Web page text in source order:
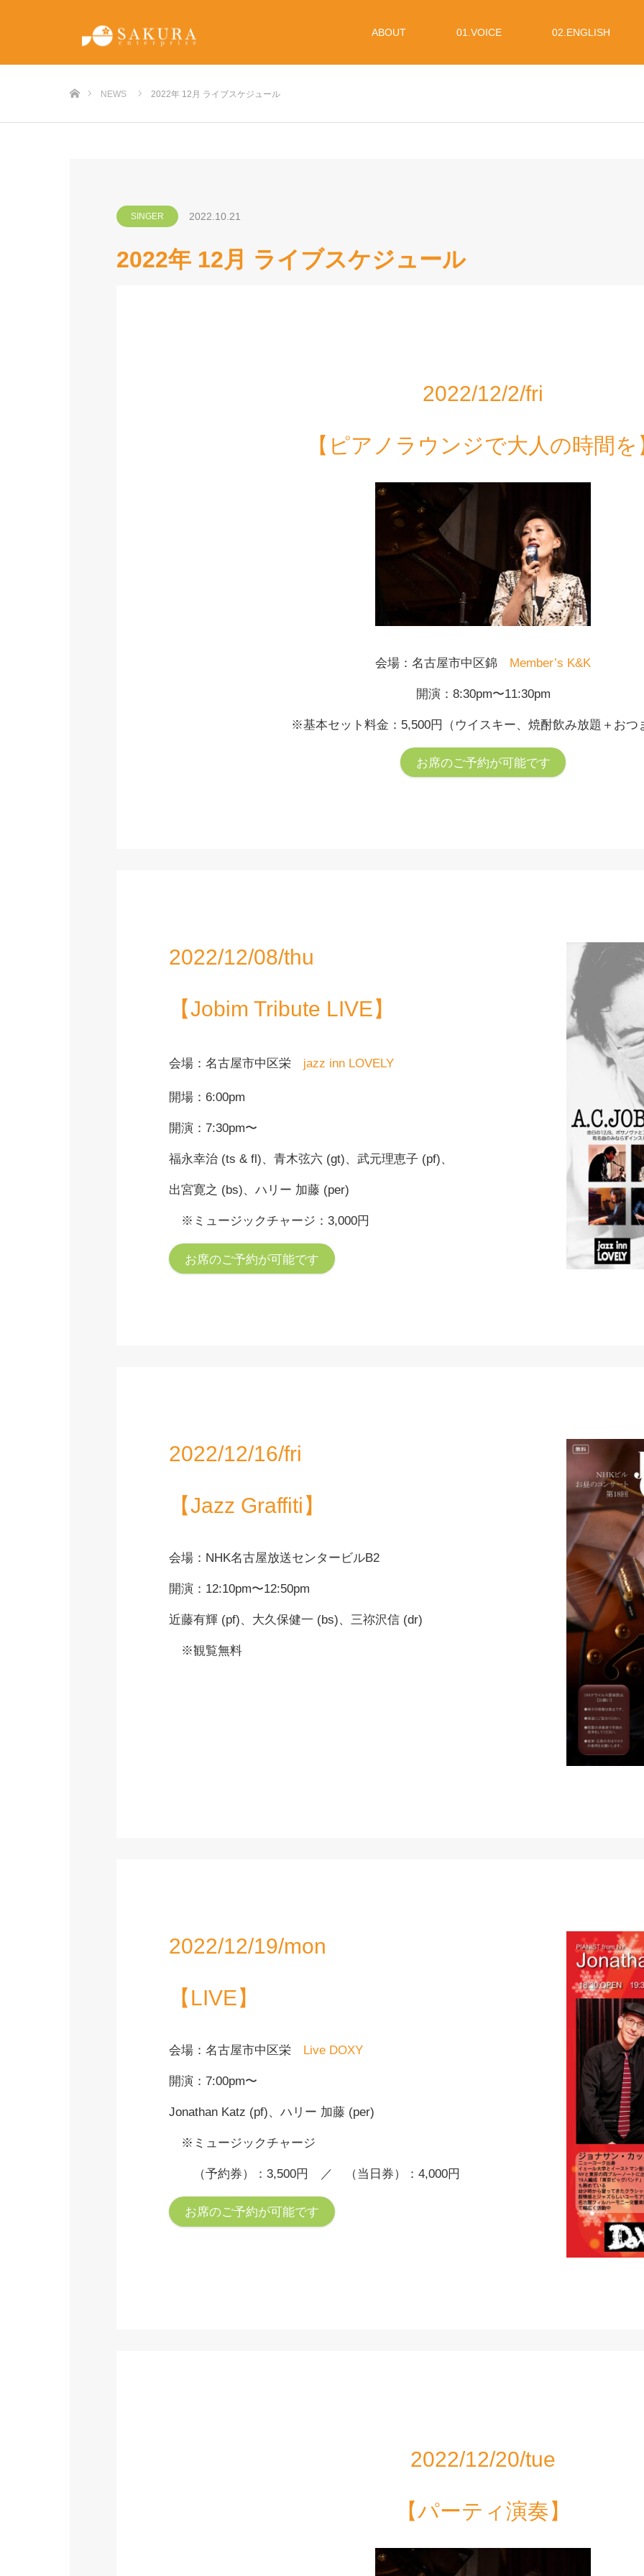
ABOUT 01.VOICE 02.ENGLISH
NEWS 2022年 12月 ライブスケジュール
SINGER 2022.10.21
2022年 12月 ライブスケジュール
2022/12/2/fri
【ピアノラウンジで大人の時間を
会場：名古屋市中区錦 Member’s K&K
開演：8:30pm〜11:30pm
※基本セット料金：5,500円（ウイスキー、焼酎飲み放題＋おつ
お席のご予約が可能です
2022/12/08/thu
【Jobim Tribute LIVE】
会場：名古屋市中区栄 jazz inn LOVELY
開場：6:00pm
開演：7:30pm〜
福永幸治 (ts & fl)、青木弦六 (gt)、武元理恵子 (pf)、
出宮寛之 (bs)、ハリー 加藤 (per)
※ミュージックチャージ：3,000円
お席のご予約が可能です
2022/12/16/fri
【Jazz Graffiti】
会場：NHK名古屋放送センタービルB2
開演：12:10pm〜12:50pm
近藤有輝 (pf)、大久保健一 (bs)、三祢沢信 (dr)
※観覧無料
2022/12/19/mon
【LIVE】
会場：名古屋市中区栄 Live DOXY
開演：7:00pm〜
Jonathan Katz (pf)、ハリー 加藤 (per)
※ミュージックチャージ
（予約券）：3,500円 ／ （当日券）：4,000円
お席のご予約が可能です
2022/12/20/tue
【パーティ演奏】